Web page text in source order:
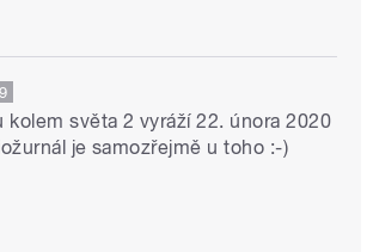
kolem světa 2 vyráží 22. února 2020
je samozřejmě u toho :-)